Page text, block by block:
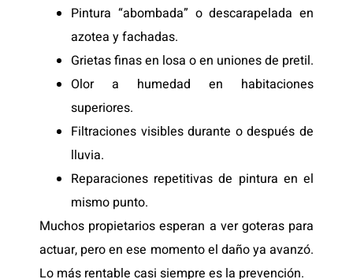
Pintura “abombada” o descarapelada en
azotea y fachadas.
Grietas finas en losa o en uniones de pretil.
Olor a humedad en habitaciones
superiores.
Filtraciones visibles durante o después de
lluvia.
Reparaciones repetitivas de pintura en el
mismo punto.
Muchos propietarios esperan a ver goteras para
actuar, pero en ese momento el daño ya avanzó.
Lo más rentable casi siempre es la prevención.